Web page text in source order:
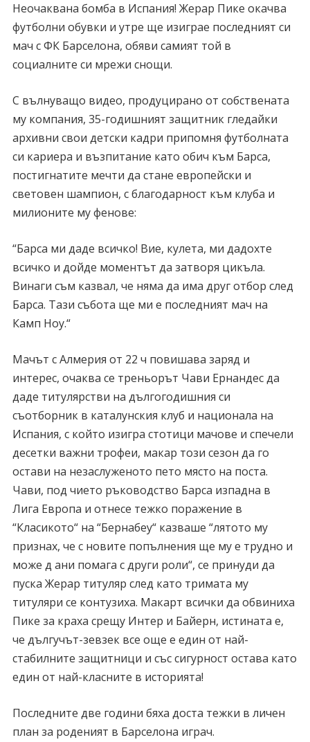
Неочаквана бомба в Испания! Жерар Пике окачва
футболни обувки и утре ще изиграе последният си
мач с ФК Барселона, обяви самият той в
социалните си мрежи снощи.
С вълнуващо видео, продуцирано от собствената
му компания, 35-годишният защитник гледайки
архивни свои детски кадри припомня футболната
си кариера и възпитание като обич към Барса,
постигнатите мечти да стане европейски и
световен шампион, с благодарност към клуба и
милионите му фенове:
“Барса ми даде всичко! Вие, кулета, ми дадохте
всичко и дойде моментът да затворя цикъла.
Винаги съм казвал, че няма да има друг отбор след
Барса. Тази събота ще ми е последният мач на
Камп Ноу.“
Мачът с Алмерия от 22 ч повишава заряд и
интерес, очаква се треньорът Чави Ернандес да
даде титулярстви на дългогодишния си
съотборник в каталунския клуб и национала на
Испания, с който изигра стотици мачове и спечели
десетки важни трофеи, макар този сезон да го
остави на незаслуженото пето място на поста.
Чави, под чието ръководство Барса изпадна в
Лига Европа и отнесе тежко поражение в
“Класикото“ на “Бернабеу“ казваше “лятото му
признах, че с новите попълнения ще му е трудно и
може д ани помага с други роли“, се принуди да
пуска Жерар титуляр след като тримата му
титуляри се контузиха. Макарт всички да обвиниха
Пике за краха срещу Интер и Байерн, истината е,
че дългучът-зевзек все още е един от най-
стабилните защитници и със сигурност остава като
един от най-класните в историята!
Последните две години бяха доста тежки в личен
план за роденият в Барселона играч.